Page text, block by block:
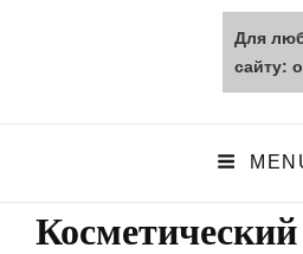
opt-
Для
сайту: